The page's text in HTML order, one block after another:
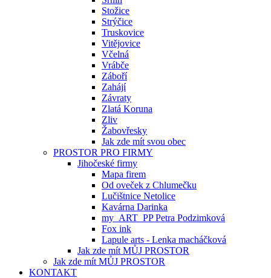
Stožice
Strýčice
Truskovice
Vitějovice
Včelná
Vrábče
Záboří
Zahájí
Závraty
Zlatá Koruna
Zliv
Žabovřesky
Jak zde mít svou obec
PROSTOR PRO FIRMY
Jihočeské firmy
Mapa firem
Od oveček z Chlumečku
Lučištnice Netolice
Kavárna Darinka
my_ART_PP Petra Podzimková
Fox ink
Lapule arts - Lenka macháčková
Jak zde mít MŮJ PROSTOR
Jak zde mít MŮJ PROSTOR
KONTAKT